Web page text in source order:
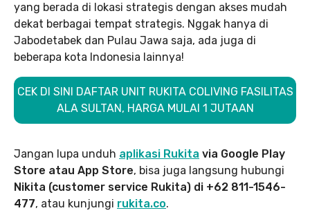
yang berada di lokasi strategis dengan akses mudah
dekat berbagai tempat strategis. Nggak hanya di
Jabodetabek dan Pulau Jawa saja, ada juga di
beberapa kota Indonesia lainnya!
CEK DI SINI DAFTAR UNIT RUKITA COLIVING FASILITAS
ALA SULTAN, HARGA MULAI 1 JUTAAN
Jangan lupa unduh aplikasi Rukita via Google Play
Store atau App Store, bisa juga langsung hubungi
Nikita (customer service Rukita) di +62 811-1546-
477, atau kunjungi rukita.co.